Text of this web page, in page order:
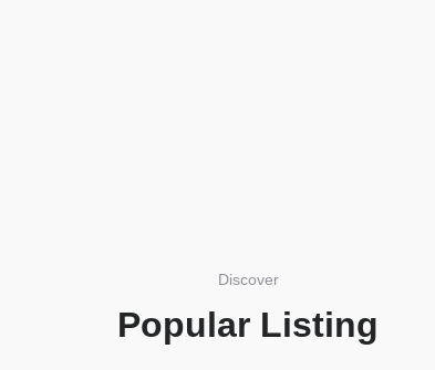
Discover
Popular Listing